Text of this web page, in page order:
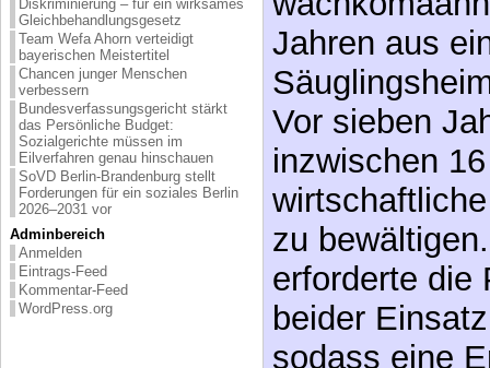
Diskriminierung – für ein wirksames
Gleichbehandlungsgesetz
Team Wefa Ahorn verteidigt
bayerischen Meistertitel
Chancen junger Menschen
verbessern
Bundesverfassungsgericht stärkt
das Persönliche Budget:
Sozialgerichte müssen im
Eilverfahren genau hinschauen
SoVD Berlin-Brandenburg stellt
Forderungen für ein soziales Berlin
2026–2031 vor
Adminbereich
Anmelden
Eintrags-Feed
Kommentar-Feed
WordPress.org
Jahren aus
Vor sieben
inzwischen
zu
erforderte die
beider
sodass eine